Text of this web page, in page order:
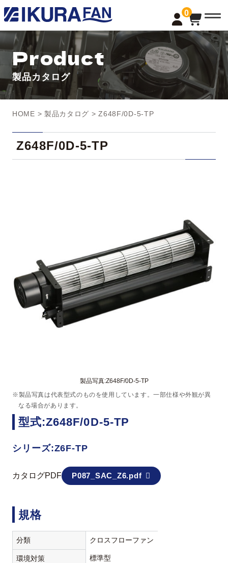
0
t
o
g
l
e
a
v
i
g
a
n
Product
製品カタログ
HOME > 製品カタログ > Z648F/0D-5-TP
Z648F/0D-5-TP
製品写真:Z648F/0D-5-TP
※製品写真は代表型式のものを使用しています。一部仕様や外観が異
なる場合があります。
型式:Z648F/0D-5-TP
シリーズ:Z6F-TP
カタログPDF P087_SAC_Z6.pdf
規格
分類 クロスフローファン
環境対策 標準型